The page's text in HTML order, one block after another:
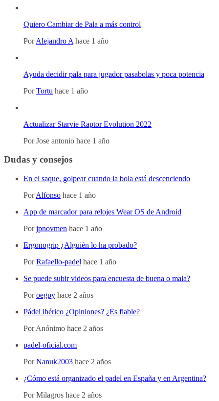
Quiero Cambiar de Pala a más control
PorAlejandro A hace 1 año
Ayuda decidir pala para jugador pasabolas y poca potencia
PorTortu hace 1 año
Actualizar Starvie Raptor Evolution 2022
PorJose antonio hace 1 año
Dudas y consejos
En el saque, golpear cuando la bola está descenciendo
PorAlfonso hace 1 año
App de marcador para relojes Wear OS de Android
Porjpnovmen hace 1 año
Ergonogrip ¿Alguién lo ha probado?
PorRafaello-padel hace 1 año
Se puede subir videos para encuesta de buena o mala?
Poroegpy hace 2 años
Pádel ibérico ¿Opiniones? ¿Es fiable?
PorAnónimo hace 2 años
padel-oficial.com
PorNanuk2003 hace 2 años
¿Cómo está organizado el padel en España y en Argentina?
PorMilagros hace 2 años